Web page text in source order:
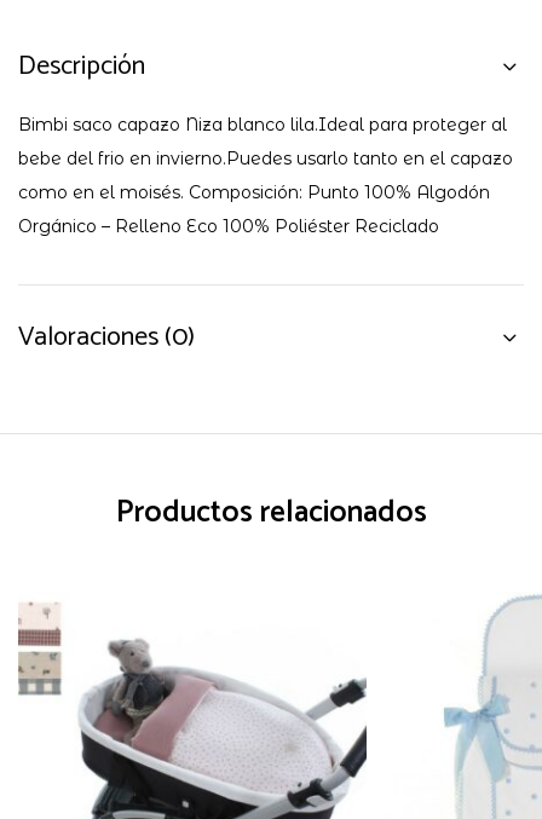
Descripción
Bimbi saco capazo Niza blanco lila.Ideal para proteger al
bebe del frio en invierno.Puedes usarlo tanto en el capazo
como en el moisés. Composición: Punto 100% Algodón
Orgánico – Relleno Eco 100% Poliéster Reciclado
Valoraciones (0)
Productos relacionados